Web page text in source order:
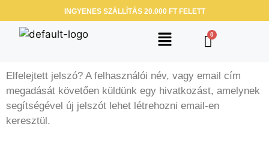
INGYENES SZÁLLÍTÁS 20.000 FT FELETT
Elfelejtett jelszó? A felhasználói név, vagy email cím
megadását követően küldünk egy hivatkozást, amelynek
segítségével új jelszót lehet létrehozni email-en
keresztül.